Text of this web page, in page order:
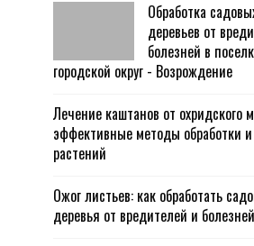
Обработка
деревьев от
болезней в
городской округ - Возрождение
Лечение каштанов от охридского
эффективные методы обработки
растений
Ожог листьев: как обработать
деревья от вредителей и болезней